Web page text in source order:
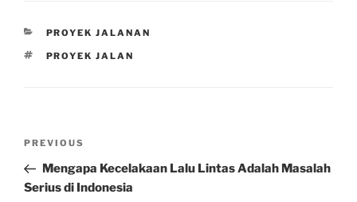
CATEGORIES
PROYEK JALANAN
TAGS
PROYEK JALAN
Previous
Post
PREVIOUS
Mengapa Kecelakaan Lalu Lintas Adalah Masalah
Serius di Indonesia